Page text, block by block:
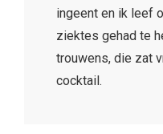
ingeent en ik leef
ziektes gehad te
trouwens, die zat
cocktail.